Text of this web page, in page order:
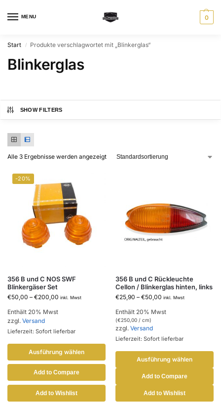
MENU 0
Start / Produkte verschlagwortet mit „Blinkerglas“
Blinkerglas
SHOW FILTERS
Alle 3 Ergebnisse werden angezeigt
-20%
356 B und C NOS SWF
Blinkergäser Set
€50,00 – €200,00 inkl. Mwst
Enthält 20% Mwst
zzgl. Versand
Lieferzeit: Sofort lieferbar
Ausführung wählen
Add to Compare
Add to Wishlist
356 B und C Rückleuchte
Cellon / Blinkerglas hinten, links
€25,90 – €50,00 inkl. Mwst
Enthält 20% Mwst
(€250,00 / cm)
zzgl. Versand
Lieferzeit: Sofort lieferbar
Ausführung wählen
Add to Compare
Add to Wishlist